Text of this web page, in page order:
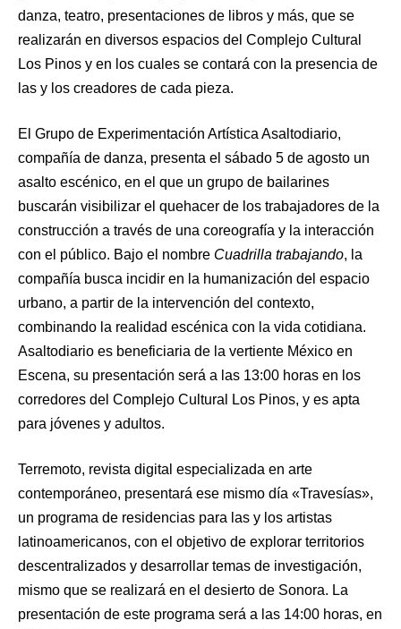
danza, teatro, presentaciones de libros y más, que se
realizarán en diversos espacios del Complejo Cultural
Los Pinos y en los cuales se contará con la presencia de
las y los creadores de cada pieza.
El Grupo de Experimentación Artística Asaltodiario,
compañía de danza, presenta el sábado 5 de agosto un
asalto escénico, en el que un grupo de bailarines
buscarán visibilizar el quehacer de los trabajadores de la
construcción a través de una coreografía y la interacción
con el público. Bajo el nombre Cuadrilla trabajando, la
compañía busca incidir en la humanización del espacio
urbano, a partir de la intervención del contexto,
combinando la realidad escénica con la vida cotidiana.
Asaltodiario es beneficiaria de la vertiente México en
Escena, su presentación será a las 13:00 horas en los
corredores del Complejo Cultural Los Pinos, y es apta
para jóvenes y adultos.
Terremoto, revista digital especializada en arte
contemporáneo, presentará ese mismo día «Travesías»,
un programa de residencias para las y los artistas
latinoamericanos, con el objetivo de explorar territorios
descentralizados y desarrollar temas de investigación,
mismo que se realizará en el desierto de Sonora. La
presentación de este programa será a las 14:00 horas, en